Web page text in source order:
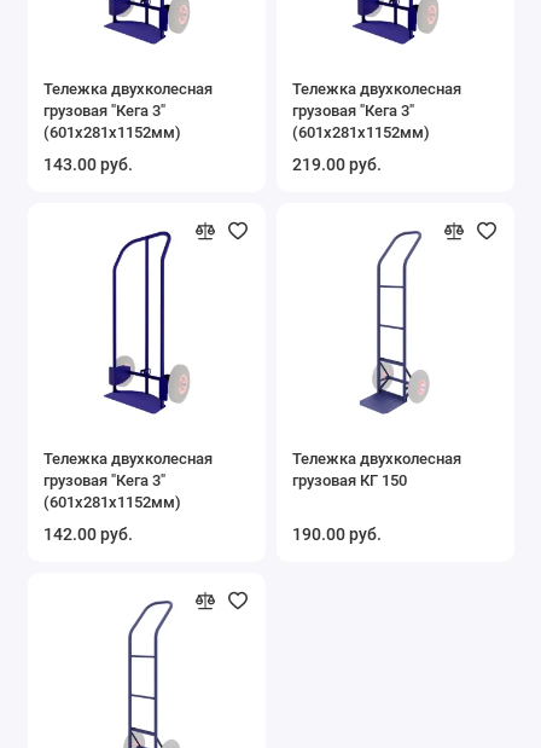
Тележка двухколесная
грузовая "Кега 3"
(601х281х1152мм)
143.00 руб.
Тележка двухколесная
грузовая "Кега 3"
(601х281х1152мм)
219.00 руб.
Тележка двухколесная
грузовая "Кега 3"
(601х281х1152мм)
142.00 руб.
Тележка двухколесная
грузовая КГ 150
190.00 руб.